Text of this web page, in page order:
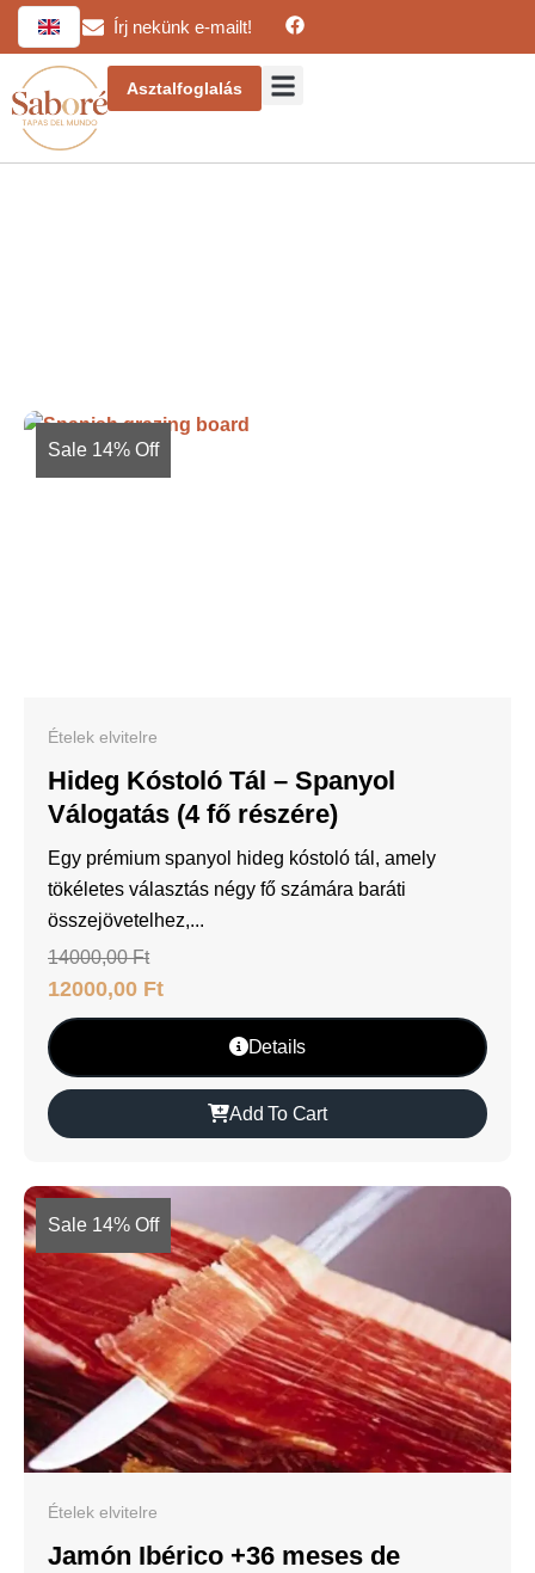
Írj nekünk e-mailt!
Asztalfoglalás
Sale 14% Off
Ételek elvitelre
Hideg Kóstoló Tál – Spanyol
Válogatás (4 fő részére)
Egy prémium spanyol hideg kóstoló tál, amely
tökéletes választás négy fő számára baráti
összejövetelhez,...
14000,00Ft
12000,00 Ft
Details
Add To Cart
Sale 14% Off
Ételek elvitelre
Jamón Ibérico +36 meses de